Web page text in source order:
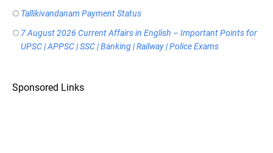
Tallikivandanam Payment Status
7 August 2026 Current Affairs in English – Important Points for
UPSC | APPSC | SSC | Banking | Railway | Police Exams
Sponsored Links